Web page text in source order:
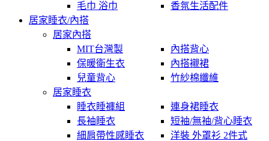
毛巾 浴巾
香氛生活配件
居家睡衣/內搭
居家內搭
MIT台灣製
內搭背心
保暖衛生衣
內搭襯裙
兒童背心
竹紗棉纖維
居家睡衣
睡衣睡褲組
連身裙睡衣
長袖睡衣
短袖/無袖/背心睡衣
細肩帶性感睡衣
洋裝 外罩衫 2件式